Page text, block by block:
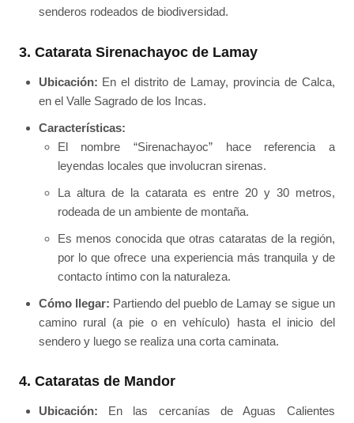
senderos rodeados de biodiversidad.
3. Catarata Sirenachayoc de Lamay
Ubicación: En el distrito de Lamay, provincia de Calca,
en el Valle Sagrado de los Incas.
Características:
El nombre “Sirenachayoc” hace referencia a
leyendas locales que involucran sirenas.
La altura de la catarata es entre 20 y 30 metros,
rodeada de un ambiente de montaña.
Es menos conocida que otras cataratas de la región,
por lo que ofrece una experiencia más tranquila y de
contacto íntimo con la naturaleza.
Cómo llegar: Partiendo del pueblo de Lamay se sigue un
camino rural (a pie o en vehículo) hasta el inicio del
sendero y luego se realiza una corta caminata.
4. Cataratas de Mandor
Ubicación: En las cercanías de Aguas Calientes